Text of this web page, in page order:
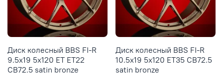
Диск колесный BBS FI-R
9.5x19 5x120 ET ET22
CB72.5 satin bronze
Диск колесный BBS FI-R
10.5x19 5x120 ET35 CB72.5
satin bronze